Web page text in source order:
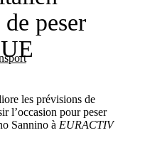
peser
les prévisions de
l’occasion pour peser
Sannino à EURACTIV